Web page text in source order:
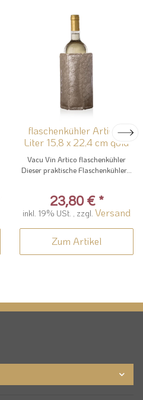
flaschenkühler Artico 1
Liter 15,8 x 22,4 cm gold
Vacu Vin Artico flaschenkühler
Dieser praktische Flaschenkühler...
23,80 € *
inkl. 19% USt. , zzgl. Versand
Zum Artikel